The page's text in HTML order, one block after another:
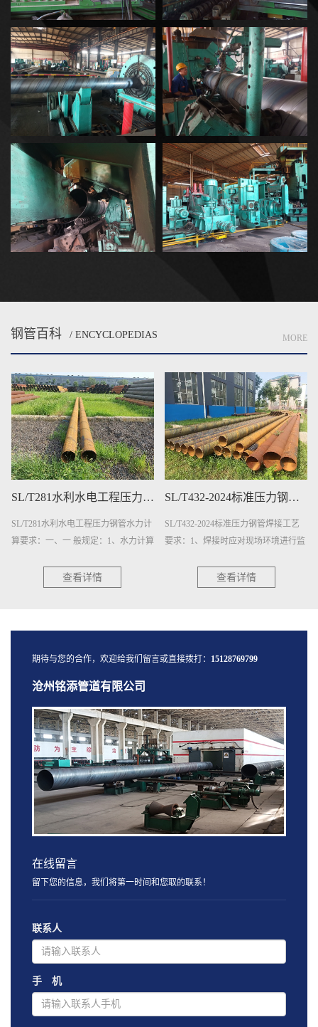
钢管百科 / ENCYCLOPEDIAS MORE
SL/T281水利水电工程压力钢管水力计算要求
SL/T281水利水电工程压力钢管水力计
算要求：一、一 般规定：1、水力计算
算应符合下列规定：1.1···
查看详情
SL/T432-2024标准压力钢管焊接工艺要求
SL/T432-2024标准压力钢管焊接工艺
要求：1、焊接时应对现场环境进行监
措施后方可焊接：a）气体···
查看详情
期待与您的合作，欢迎给我们留言或直接拨打： 15128769799
沧州铭添管道有限公司
在线留言
留下您的信息，我们将第一时间和您取的联系！
联系人
手 机